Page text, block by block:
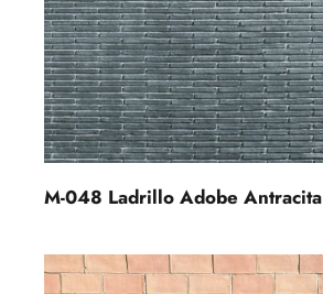
M-048 Ladrillo Adobe Antracita